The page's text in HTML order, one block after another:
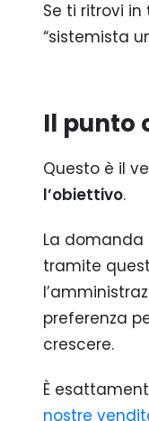
Se ti ritrovi in
“sistemista
Il punto
Questo è il
l’obiettivo.
La domanda
tramite
preferenza
crescere.
È
nostre